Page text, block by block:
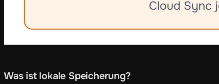
Was ist lokale Speicherung?